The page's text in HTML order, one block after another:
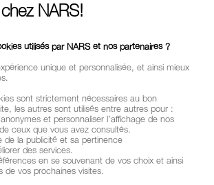
PRODUITS NARS
NARS!
utilisés par NARS et nos partenaires ?
unique et personnalisée, et ainsi mieux
sont strictement nécessaires au bon
les autres sont utilisés entre autres pour :
et personnaliser l’affichage de nos
ceux que vous avez consultés.
de la publicité et sa pertinence
des services.
en se souvenant de vos choix et ainsi
de vos prochaines visites.